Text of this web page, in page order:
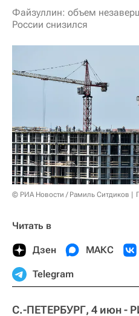
Файзуллин: объем
России снизился
© РИА Новости / Рамиль Ситдиков
Читать в
Дзен МАКС
Telegram
С.-ПЕТЕРБУРГ, 4 июн -